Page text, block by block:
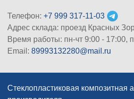
Телефон: +7 999 317-11-03
Адрес склада: проезд Красных
Время работы: пн-чт 9:00 - 17:00,
Email: 89993132280@mail.ru
Стеклопластиковая композитная